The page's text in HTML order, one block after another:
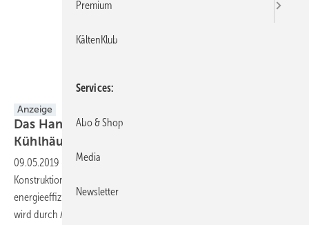
Anzeige
Das Handbuch zur effizienten Gestaltung von
Kühlhäusern!
09.05.2019
Dargestellt wird ein völlig neues Konzept für die
Konstruktion, Planung und Errichtung von nachhaltigen und äußerst
energieeffizienten Kühl- und Gefrierhäusern.Das interessante Thema
wird durch Ausführungen zur Verwaltung und zum Betrieb, zu
Premium
KältenKlub
Services
Abo & Shop
Media
Newsletter